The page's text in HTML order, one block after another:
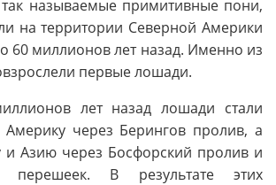
называемые примитивные пони,
на территории Северной Америки
60 миллионов лет назад. Именно из
первые лошади.
лет назад лошади стали
Америку через Берингов пролив, а
и Азию через Босфорский пролив и
перешеек. В результате этих